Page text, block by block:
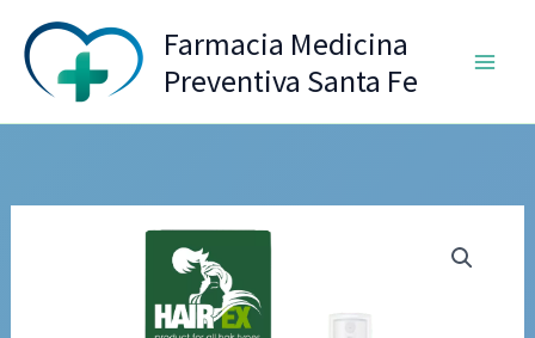
contenido
Farmacia Medicina
Preventiva Santa Fe